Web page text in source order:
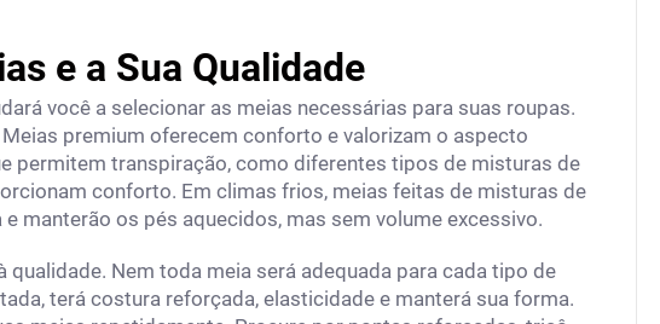
e a Sua Qualidade
você a selecionar as meias necessárias para suas roupas.
premium oferecem conforto e valorizam o aspecto
permitem transpiração, como diferentes tipos de misturas de
conforto. Em climas frios, meias feitas de misturas de
manterão os pés aquecidos, mas sem volume excessivo.
Nem toda meia será adequada para cada tipo de
terá costura reforçada, elasticidade e manterá sua forma.